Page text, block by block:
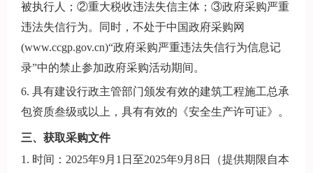
被执行人；②重大税收违法失信主体；③政府采购严重
违法失信行为。同时，不处于中国政府采购网
(www.ccgp.gov.cn)“政府采购严重违法失信行为信息记
录”中的禁止参加政府采购活动期间。
6. 具有建设行政主管部门颁发有效的建筑工程施工总承
包资质叁级或以上，具有有效的《安全生产许可证》。
三、获取采购文件
1. 时间：2025年9月1日至2025年9月8日（提供期限自本